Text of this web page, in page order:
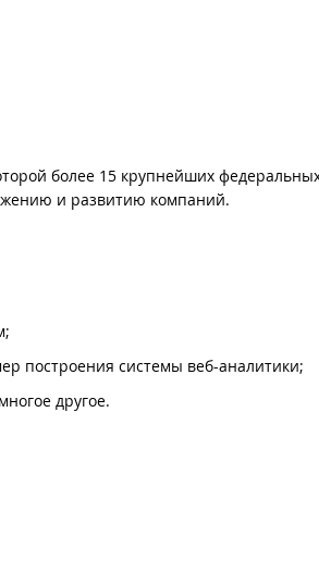
более 15 крупнейших
и развитию компаний.
построения системы веб-аналитики;
другое.